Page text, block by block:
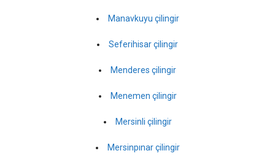
Manavkuyu çilingir
Seferihisar çilingir
Menderes çilingir
Menemen çilingir
Mersinli çilingir
Mersinpınar çilingir